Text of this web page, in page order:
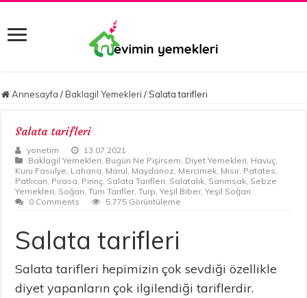
Annesayfa / Baklagil Yemekleri / Salata tarifleri
Salata tarifleri
yonetim
13.07.2021
Baklagil Yemekleri, Bugün Ne Pişirsem, Diyet Yemekleri, Havuç,
Kuru Fasulye, Lahana, Marul, Maydanoz, Mercimek, Mısır, Patates,
Patlıcan, Pırasa, Pirinç, Salata Tarifleri, Salatalık, Sarımsak, Sebze
Yemekleri, Soğan,Tüm Tarifler,Turp,Yeşil Biber,Yeşil Soğan
0 Comments
5,775 Görüntüleme
Salata tarifleri
Salata tarifleri hepimizin çok sevdiği özellikle
diyet yapanların çok ilgilendiği tariflerdir.